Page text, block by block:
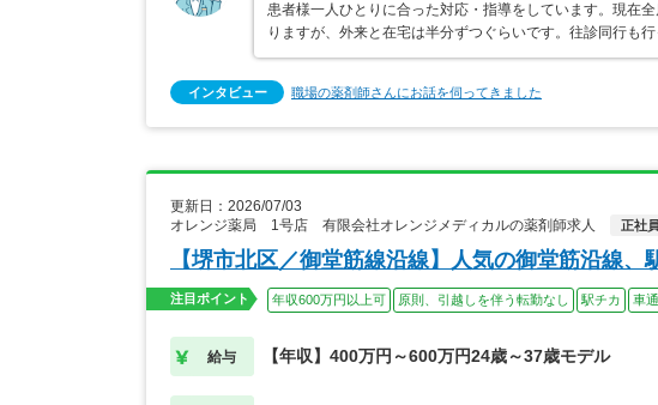
患者様一人ひとりに合った対応・指導をしています。現在
りますが、外来と在宅は半分ずつぐらいです。往診同行も
インタビュー 職場の薬剤師さんにお話を伺ってきました
更新日：2026/07/03
オレンジ薬局 1号店 有限会社オレンジメディカルの薬剤師求人
正社員
【堺市北区／御堂筋線沿線】人気の御堂筋沿線
注目ポイント 年収600万円以上可 原則、引越しを伴う転勤なし 駅チカ 車
給与 【年収】400万円～600万円24歳～37歳モデル